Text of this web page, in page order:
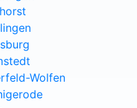
Wolfen